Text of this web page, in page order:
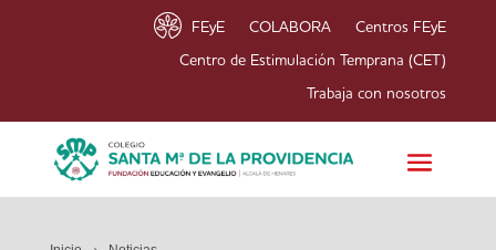
FEyE COLABORA Centros FEyE
Centro de Estimulación Temprana (CET)
Trabaja con nosotros